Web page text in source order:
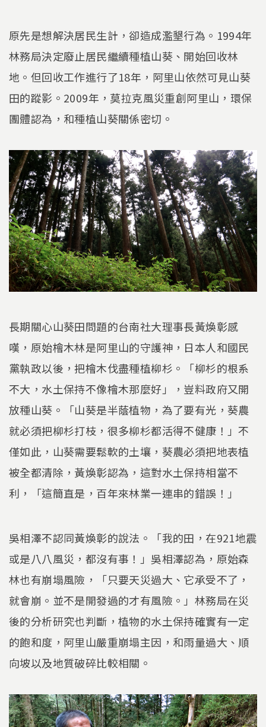
原先是想解決居民生計，卻造成濫墾行為。1994年
林務局決定廢止居民繼續種植山葵、開始回收林
地。但回收工作進行了18年，阿里山依然可見山葵
田的蹤影。2009年，莫拉克風災重創阿里山，環保
團體認為，和種植山葵關係密切。
長期關心山葵田問題的台南社大理事長黃煥彰感
嘆，原始檜木林是阿里山的守護神，日本人和國民
黨執政以後，把檜木伐盡種植柳杉。「柳杉的根系
不大，水土保持不像檜木那麼好」，豈料政府又開
放種山葵。「山葵是半蔭植物，為了要有光，葵農
就必須把柳杉打枝，很多柳杉都活得不健康！」不
僅如此，山葵需要鬆軟的土壤，葵農必須把地表植
被全都清除，黃煥彰認為，這對水土保持相當不
利，「這簡直是，百年來林業一連串的錯誤！」
吳相澤不認同黃煥彰的說法。「我的田，在921地震
或是八八風災，都沒有事！」吳相澤認為，原始森
林也有崩塌風險，「只要天災過大、它承受不了，
就會崩。並不是開發過的才有風險。」林務局在災
後的分析研究也判斷，植物的水土保持確實有一定
的飽和度，阿里山嚴重崩塌主因，和雨量過大、順
向坡以及地質破碎比較相關。